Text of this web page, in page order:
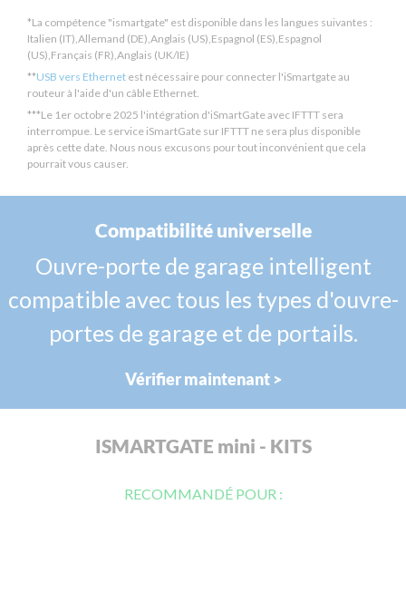
*La compétence "ismartgate" est disponible dans les langues suivantes :
Italien (IT),Allemand (DE),Anglais (US),Espagnol (ES),Espagnol
(US),Français (FR),Anglais (UK/IE)
**USB vers Ethernet est nécessaire pour connecter l'iSmartgate au
routeur à l'aide d'un câble Ethernet.
***Le 1er octobre 2025 l'intégration d'iSmartGate avec IFTTT sera
interrompue. Le service iSmartGate sur IFTTT ne sera plus disponible
après cette date. Nous nous excusons pour tout inconvénient que cela
pourrait vous causer.
Compatibilité universelle
Ouvre-porte de garage intelligent
compatible avec tous les types d'ouvre-
portes de garage et de portails.
Vérifier maintenant >
ISMARTGATE mini - KITS
RECOMMANDÉ POUR :